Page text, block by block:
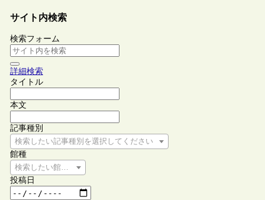
サイト内検索
検索フォーム
詳細検索
タイトル
本文
記事種別
検索したい記事種別を選択してください
館種
検索したい館種を選択してください
投稿日